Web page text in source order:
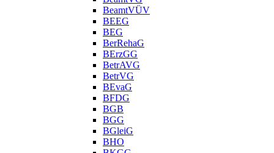
BeamtVÜV
BEEG
BEG
BerRehaG
BErzGG
BetrAVG
BetrVG
BEvaG
BFDG
BGB
BGG
BGleiG
BHO